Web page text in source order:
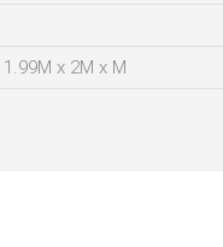
1.99M x 2M x M